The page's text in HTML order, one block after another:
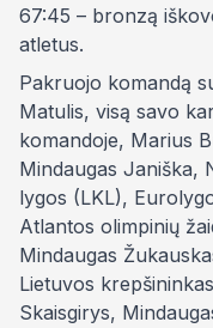
67:45 – bronzą
atletus.
Pakruojo komandą
Matulis, visą savo
komandoje, Marius
Mindaugas Janiška,
lygos (LKL),
Atlantos olimpinių
Mindaugas
Lietuvos
Skaisgirys,